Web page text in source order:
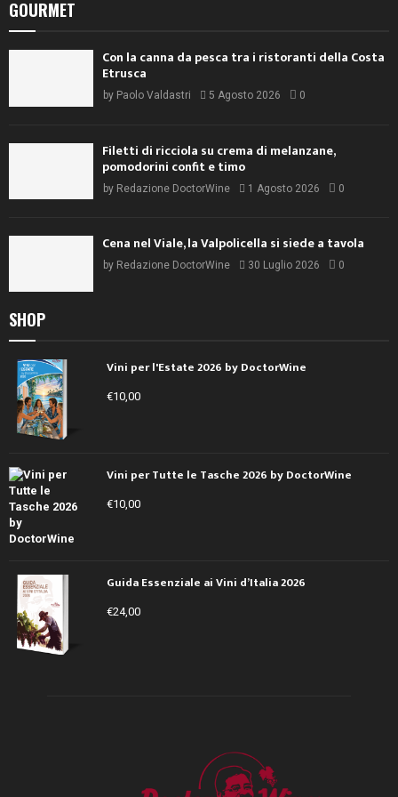
GOURMET
Con la canna da pesca tra i ristoranti della Costa
Etrusca
by Paolo Valdastri 5 Agosto 2026 0
Filetti di ricciola su crema di melanzane,
pomodorini confit e timo
by Redazione DoctorWine 1 Agosto 2026 0
Cena nel Viale, la Valpolicella si siede a tavola
by Redazione DoctorWine 30 Luglio 2026 0
SHOP
Vini per l'Estate 2026 by DoctorWine
€10,00
Vini per Tutte le Tasche 2026 by DoctorWine
€10,00
Guida Essenziale ai Vini d’Italia 2026
€24,00